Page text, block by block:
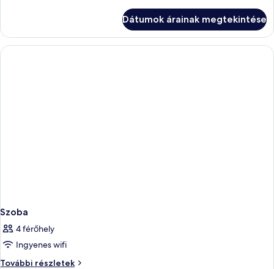
tengerre
(200m
tengerre
(200m
from
Dátumok árainak megtekintése
Szoba
4 férőhely
Ingyenes wifi
További részletek
Szoba